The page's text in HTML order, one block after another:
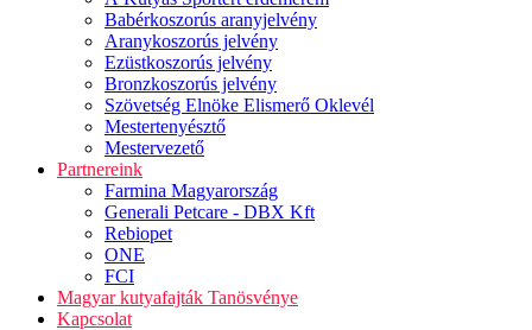
Babérkoszorús aranyjelvény
Aranykoszorús jelvény
Ezüstkoszorús jelvény
Bronzkoszorús jelvény
Szövetség Elnöke Elismerő Oklevél
Mestertenyésztő
Mestervezető
Partnereink
Farmina Magyarország
Generali Petcare - DBX Kft
Rebiopet
ONE
FCI
Magyar kutyafajták Tanösvénye
Kapcsolat